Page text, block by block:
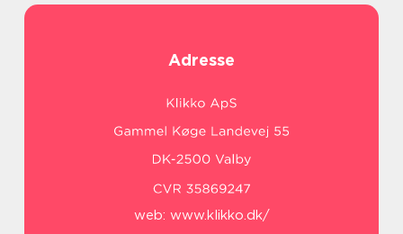
Adresse
web: www.klikko.dk/